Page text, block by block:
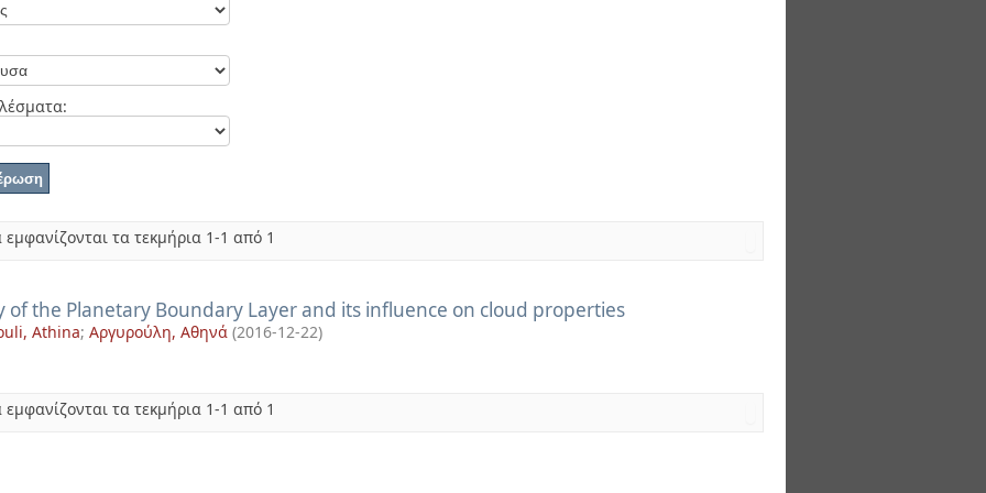
τα τεκμήρια 1-1 από 1
of the Planetary Boundary Layer and its influence on cloud properties
Athina; Αργυρούλη, Αθηνά (2016-12-22)
τα τεκμήρια 1-1 από 1